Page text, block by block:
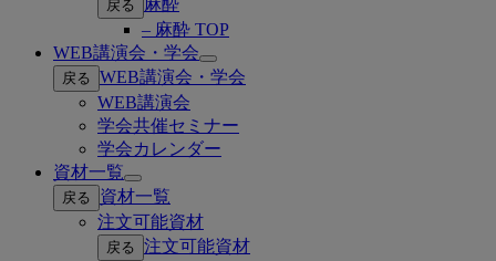
戻る
麻酔
– 麻酔 TOP
WEB講演会・学会
Open
submenu
戻る WEB講演会・学会
WEB講演会
学会共催セミナー
学会カレンダー
資材一覧
Open
submenu
戻る
資材一覧
注文可能資材
戻る 注文可能資材